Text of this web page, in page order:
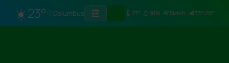
☀️23° Columbus 27° 91% 5km/h 33°/20°